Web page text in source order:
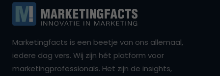
Marketingfacts is een beetje van ons allemaal,
iedere dag vers. Wij zijn hét platform voor
marketingprofessionals. Het zijn de insights,